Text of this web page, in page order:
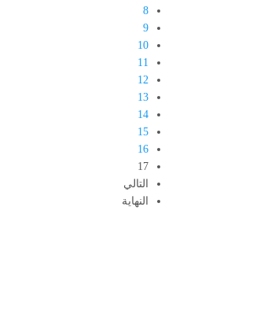
8
9
10
11
12
13
14
15
16
17
التالي
النهاية